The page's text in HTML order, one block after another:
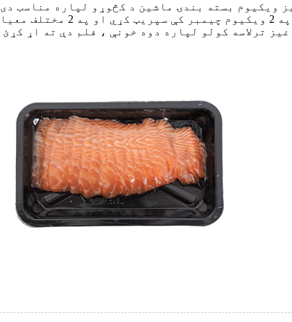
ویکیوم بسته بندۍ ماشین د کڅوړو لپاره مناسب
کولو ماشین د فلمونو لپاره کارول کیږي. دا